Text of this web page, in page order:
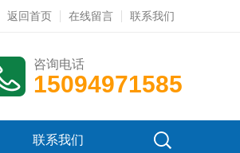
返回首页 在线留言 联系我们
咨询电话
15094971585
联系我们